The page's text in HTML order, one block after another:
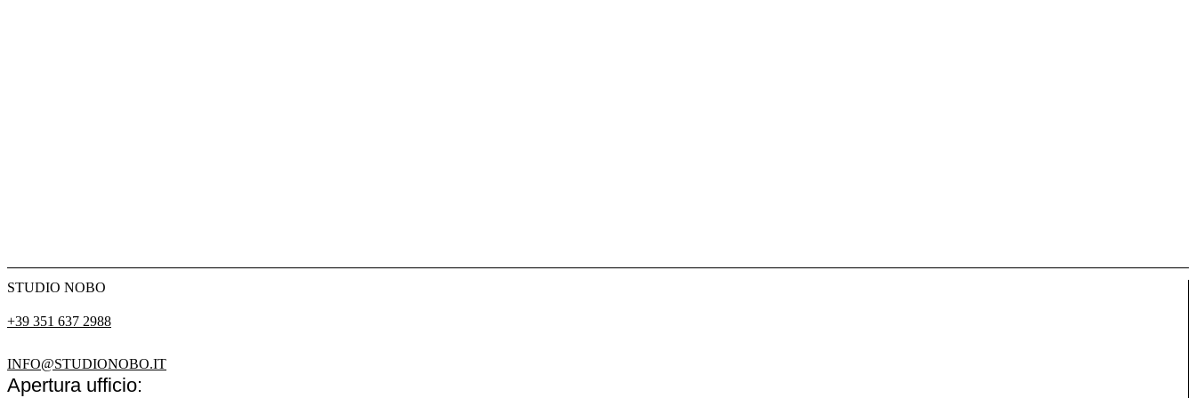
STUDIO NOBO
+39 351 637 2988
INFO@STUDIONOBO.IT
Apertura ufficio: